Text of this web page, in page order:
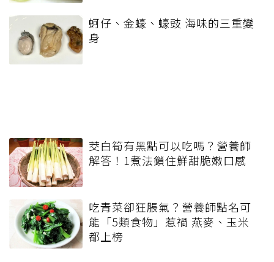
蚵仔、金蠔、蠔豉 海味的三重變
身
茭白筍有黑點可以吃嗎？營養師
解答！1煮法鎖住鮮甜脆嫩口感
吃青菜卻狂脹氣？營養師點名可
能「5類食物」惹禍 燕麥、玉米
都上榜